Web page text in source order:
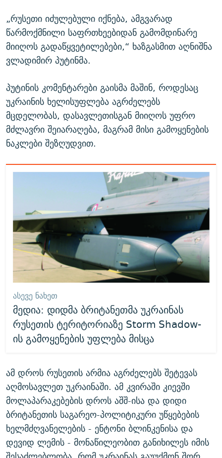
„რუსეთი იძულებული იქნება, ამგვარად
წარმოქმნილი საფრთხეებიდან გამომდინარე
მიიღოს გადაწყვეტილებები,“ ხაზგასმით აღნიშნა
ვლადიმირ პუტინმა.
პუტინის კომენტარები გაისმა მაშინ, როდესაც
უკრაინის ხელისუფლება აგრძელებს
მცდელობას, დასავლეთისგან მიიღოს უფრო
მძლავრი შეიარაღება, მაგრამ მისი გამოყენების
ნაკლები შეზღუდვით.
ᲐᲡᲔᲕᲔ ᲜᲐᲮᲔᲗ
მედია: დიდმა ბრიტანეთმა უკრაინას
რუსეთის ტერიტორიაზე Storm Shadow-
ის გამოყენების უფლება მისცა
ამ დროს რუსეთის არმია აგრძელებს შეტევას
აღმოსავლეთ უკრაინაში. ამ კვირაში კიევში
მოლაპარაკებების დროს აშშ-ისა და დიდი
ბრიტანეთის საგარეო-პოლიტიკური უწყებების
ხელმძღვანელების - ენტონი ბლინკენისა და
დევიდ ლემის - მონაწილეობით განიხილეს იმის